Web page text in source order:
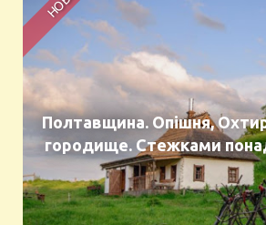
Полтавщина. Опішня,
городище. Стежками